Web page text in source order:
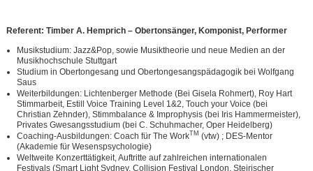
Referent: Timber A. Hemprich – Obertonsänger, Komponist, Performer
Musikstudium: Jazz&Pop, sowie Musiktheorie und neue Medien an der
Musikhochschule Stuttgart
Studium in Obertongesang und Obertongesangspädagogik bei Wolfgang
Saus
Weiterbildungen: Lichtenberger Methode (Bei Gisela Rohmert), Roy Hart
Stimmarbeit, Estill Voice Training Level 1&2, Touch your Voice (bei
Christian Zehnder), Stimmbalance & Improphysis (bei Iris Hammermeister),
Privates Gwesangsstudium (bei C. Schuhmacher, Oper Heidelberg)
Coaching-Ausbildungen: Coach für The WorkTM (vtw) ; DES-Mentor
(Akademie für Wesenspsychologie)
Weltweite Konzerttätigkeit, Auftritte auf zahlreichen internationalen
Festivals (Smart Light Sydney, Collision Festival London, Steirischer